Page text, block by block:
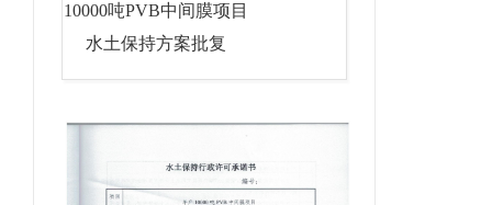
10000吨PVB中间膜项目
水土保持方案批复